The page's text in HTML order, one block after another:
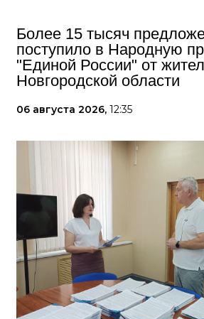
Более 15 тысяч
поступило в Народную
"Единой России" от
Новгородской области
06 августа 2026, 12:35